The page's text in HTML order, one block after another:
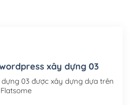
.vn (1 năm)(+550,000₫)
xây dựng 03
03 được xây dựng dựa trên